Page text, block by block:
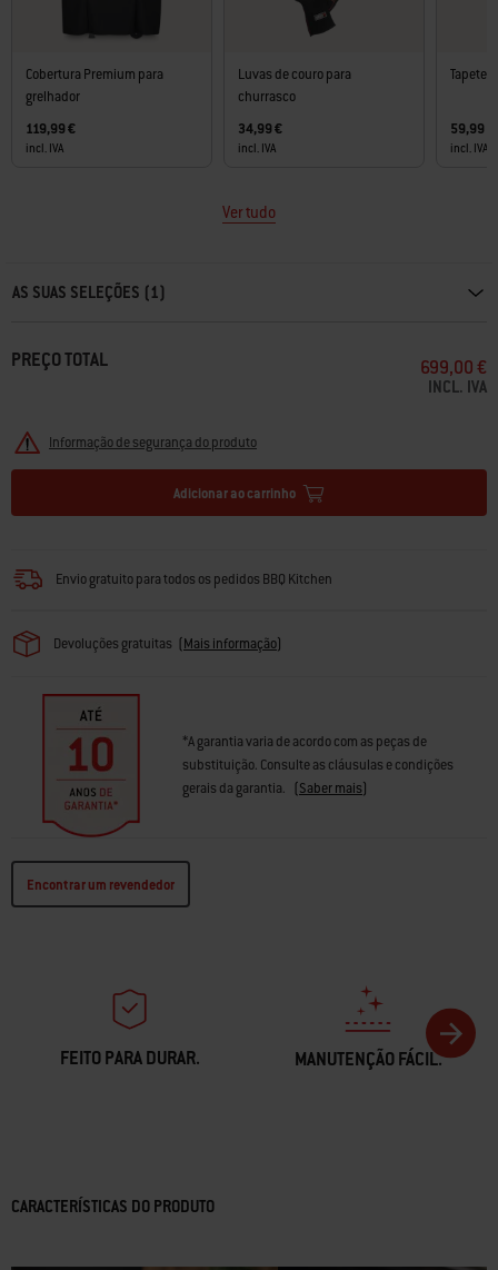
Cobertura Premium para
grelhador
119,99 €
incl. IVA
Luvas de couro para
churrasco
34,99 €
incl. IVA
Tapete
59,99 €
incl. IVA
Ver tudo
AS SUAS SELEÇÕES (1)
PREÇO TOTAL 699,00 €
INCL. IVA
Informação de segurança do produto
Adicionar ao carrinho
Envio gratuito para todos os pedidos BBQ Kitchen
Devoluções gratuitas (Mais informação)
*A garantia varia de acordo com as peças de
substituição. Consulte as cláusulas e condições
gerais da garantia. (Saber mais)
Encontrar um revendedor
FEITO PARA DURAR. MANUTENÇÃO FÁCIL.
CARACTERÍSTICAS DO PRODUTO